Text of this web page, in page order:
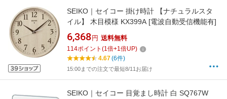
SEIKO｜セイコー 掛け時計 【ナチュラルスタ
イル】 木目模様 KX399A [電波自動受信機能有]
6,368 円 送料無料
114ポイント (1倍+1倍UP)
4.67(6件)
15:00までの注文で最短8/11お届け
SEIKO｜セイコー 目覚まし時計 白 SQ767W